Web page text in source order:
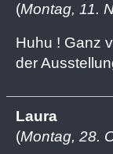
(Montag, 11.
Huhu ! Ganz
der
Laura
(Montag, 28.